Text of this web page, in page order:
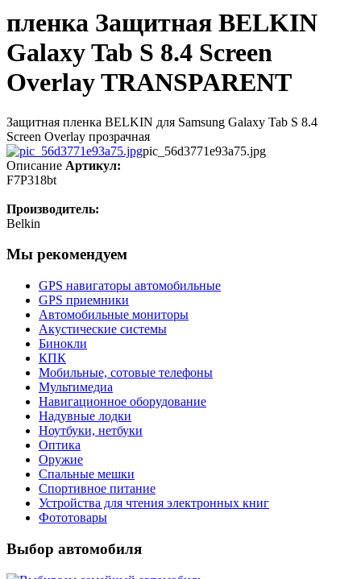
пленка Защитная BELKIN
Galaxy Tab S 8.4 Screen
Overlay TRANSPARENT
Защитная пленка BELKIN для Samsung Galaxy Tab S 8.4
Screen Overlay прозрачная
pic_56d3771e93a75.jpg
Описание Артикул:
F7P318bt
Производитель:
Belkin
Мы рекомендуем
GPS навигаторы автомобильные
GPS приемники
Автомобильные мониторы
Акустические системы
Бинокли
КПК
Мобильные, сотовые телефоны
Мультимедиа
Навигационное оборудование
Надувные лодки
Ноутбуки, нетбуки
Оптика
Оружие
Спальные мешки
Спортивное питание
Устройства для чтения электронных книг
Фототовары
Выбор автомобиля